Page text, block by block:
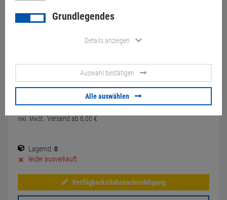
HP Compaq NX6310 C2D
T5500 1,66GHz 2GB (ohne
NT/HD D, Akku/ODD def.) norw.
10058644
12,00 €
inkl. MwSt. Versand ab 6,00 €
Lagernd: 0
leider ausverkauft
Verfügbarkeitsbenachrichtigung
Grundlegendes
Details anzeigen
Auswahl bestätigen
Alle auswählen